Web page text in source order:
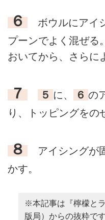
６
ボウルにアイ
プーンでよく混ぜる
おいてから、さらに
７ ５ に、 ６ の
り、トッピングをの
８
アイシングが
かす。
※本記事は『檸檬と
版局）からの抜粋です